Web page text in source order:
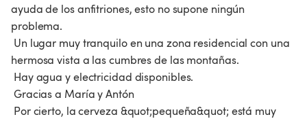
ayuda de los anfitriones, esto no supone ningún
problema.
hermosa vista a las cumbres de las montañas.